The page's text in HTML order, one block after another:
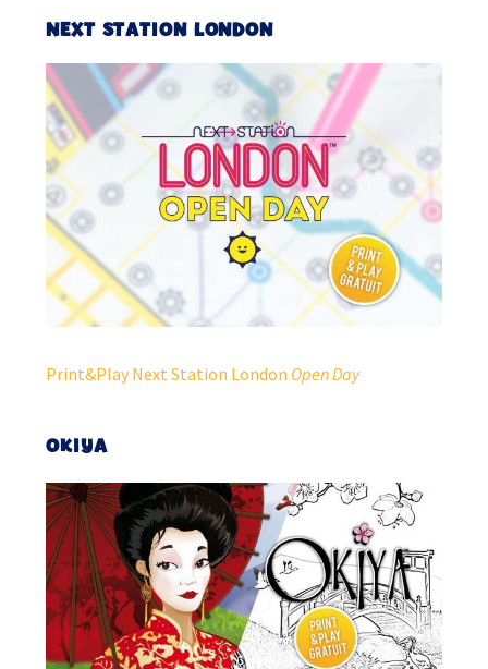
NEXT STATION LONDON
Print&Play Next Station London Open Day
OKIYA